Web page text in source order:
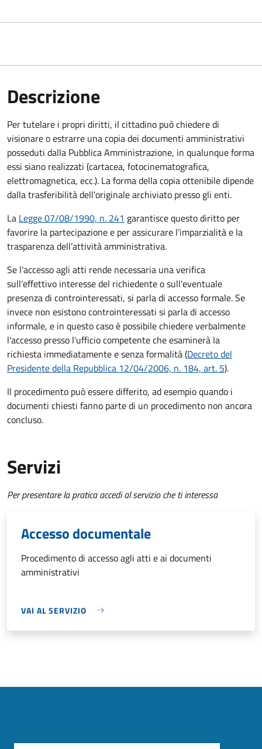
Descrizione
Per tutelare i propri diritti, il cittadino può chiedere di
visionare o estrarre una copia dei documenti amministrativi
posseduti dalla Pubblica Amministrazione, in qualunque forma
essi siano realizzati (cartacea, fotocinematografica,
elettromagnetica, ecc.). La forma della copia ottenibile dipende
dalla trasferibilità dell'originale archiviato presso gli enti.
La Legge 07/08/1990, n. 241 garantisce questo diritto per
favorire la partecipazione e per assicurare l’imparzialità e la
trasparenza dell’attività amministrativa.
Se l'accesso agli atti rende necessaria una verifica
sull'effettivo interesse del richiedente o sull'eventuale
presenza di controinteressati, si parla di accesso formale. Se
invece non esistono controinteressati si parla di accesso
informale, e in questo caso è possibile chiedere verbalmente
l'accesso presso l'ufficio competente che esaminerà la
richiesta immediatamente e senza formalità (Decreto del
Presidente della Repubblica 12/04/2006, n. 184, art. 5).
Il procedimento può essere differito, ad esempio quando i
documenti chiesti fanno parte di un procedimento non ancora
concluso.
Servizi
Per presentare la pratica accedi al servizio che ti interessa
Accesso documentale
Procedimento di accesso agli atti e ai documenti
amministrativi
VAI AL SERVIZIO